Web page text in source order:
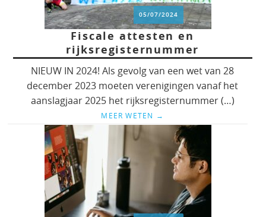
05/07/2024
Fiscale attesten en
rijksregisternummer
NIEUW IN 2024! Als gevolg van een wet van 28
december 2023 moeten verenigingen vanaf het
aanslagjaar 2025 het rijksregisternummer (…)
MEER WETEN →